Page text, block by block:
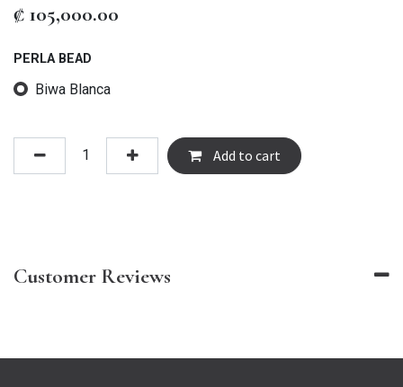
₡ 105,000.00
PERLA BEAD
Biwa Blanca
Add to cart
Customer Reviews